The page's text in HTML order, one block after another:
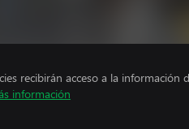
recibirán acceso a la información
información